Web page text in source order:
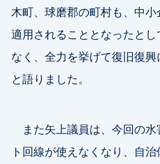
木町、球磨郡の町村も、中
適用されることとなったとし
なく、全力を挙げて復旧復興
と語りました。
また矢上議員は、今回の
ト回線が使えなくなり、自